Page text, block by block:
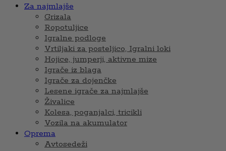
Za najmlajše
Grizala
Ropotuljice
Igralne podloge
Vrtiljaki za posteljico, Igralni loki
Hojice, jumperji, aktivne mize
Igrače iz blaga
Igrače za dojenčke
Lesene igrače za najmlajše
Živalice
Kolesa, poganjalci, tricikli
Vozila na akumulator
Oprema
Avtosedeži